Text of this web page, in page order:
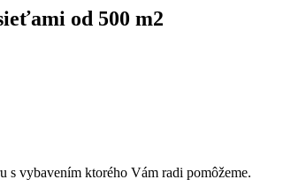
od 500 m2
vybavením ktorého Vám radi pomôžeme.